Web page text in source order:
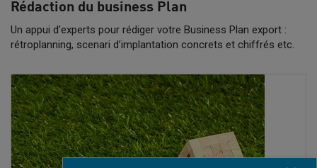
Rédaction du business Plan
Un appui d'experts pour rédiger votre Business Plan export :
rétroplanning, scenari d’implantation concrets et chiffrés etc.